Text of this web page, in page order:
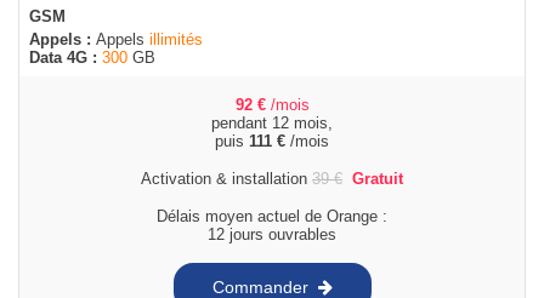
GSM
Appels : Appels illimités
Data 4G : 300 GB
92 € /mois
pendant 12 mois,
puis 111 € /mois
Activation & installation 39€ Gratuit
Délais moyen actuel de Orange :
12 jours ouvrables
Commander